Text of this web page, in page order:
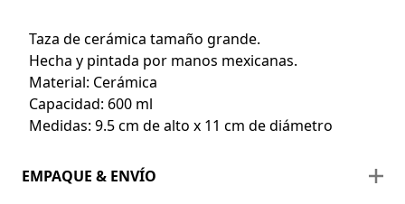
Taza de cerámica tamaño grande.
Hecha y pintada por manos mexicanas.
Material: Cerámica
Capacidad: 600 ml
Medidas: 9.5 cm de alto x 11 cm de diámetro
EMPAQUE & ENVÍO